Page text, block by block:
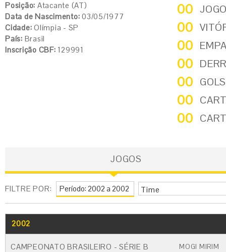
Posição: Atacante (AT)
Data de Nascimento: 03/05/1977
Cidade: Olímpia - SP
País: Brasil
Inscrição CBF: 129991
00
00
00
00
00
00
00
JOGOS
FILTRE POR: Time
2002
CAMPEONATO BRASILEIRO - SÉRIE B MOGI MIRIM